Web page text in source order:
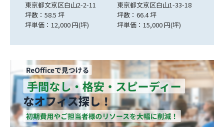
東京都文京区白山2-2-11
坪数：58.5 坪
坪単価：12,000 円(坪)
東京都文京区白山1-33-18
坪数：66.4 坪
坪単価：15,000 円(坪)